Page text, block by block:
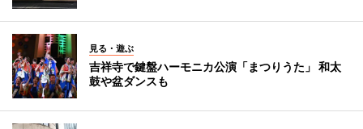
見る・遊ぶ
吉祥寺で鍵盤ハーモニカ公演「まつりうた」 和太
鼓や盆ダンスも